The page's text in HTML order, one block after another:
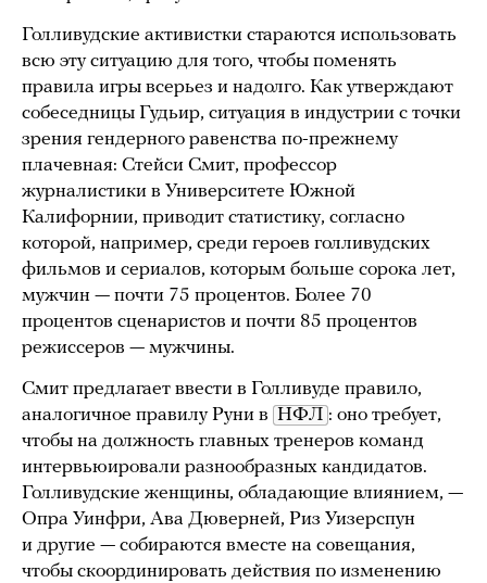
Голливудские активистки стараются использовать
всю эту ситуацию для того, чтобы поменять
правила игры всерьез и надолго. Как утверждают
собеседницы Гудьир, ситуация в индустрии с точки
зрения гендерного равенства по-прежнему
плачевная: Стейси Смит, профессор
журналистики в Университете Южной
Калифорнии, приводит статистику, согласно
которой, например, среди героев голливудских
фильмов и сериалов, которым больше сорока лет,
мужчин — почти 75 процентов. Более 70
процентов сценаристов и почти 85 процентов
режиссеров — мужчины.
Смит предлагает ввести в Голливуде правило,
аналогичное правилу Руни в НФЛ : оно требует,
чтобы на должность главных тренеров команд
интервьюировали разнообразных кандидатов.
Голливудские женщины, обладающие влиянием, —
Опра Уинфри, Ава Дюверней, Риз Уизерспун
и другие — собираются вместе на совещания,
чтобы скоординировать действия по изменению